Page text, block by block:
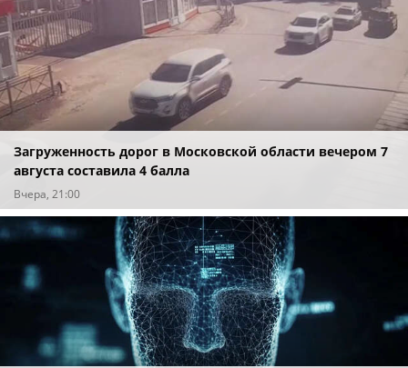
Загруженность дорог в Московской области вечером 7
августа составила 4 балла
Вчера, 21:00